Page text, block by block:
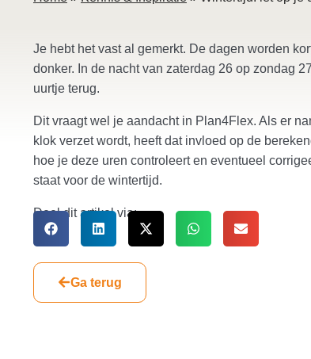
Je hebt het vast al gemerkt. De dagen worden
donker. In de nacht van zaterdag 26 op zondag
uurtje terug.
Dit vraagt wel je aandacht in Plan4Flex. Als er
klok verzet wordt, heeft dat invloed op de
hoe je deze uren controleert en eventueel
staat voor de wintertijd.
Deel dit artikel via:
Ga terug